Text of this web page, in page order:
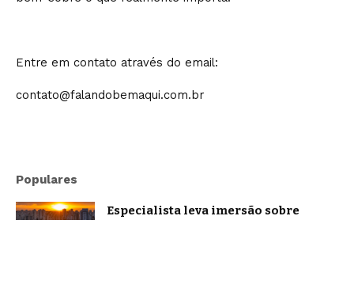
Entre em contato através do email:
contato@falandobemaqui.com.br
Populares
Especialista leva imersão sobre